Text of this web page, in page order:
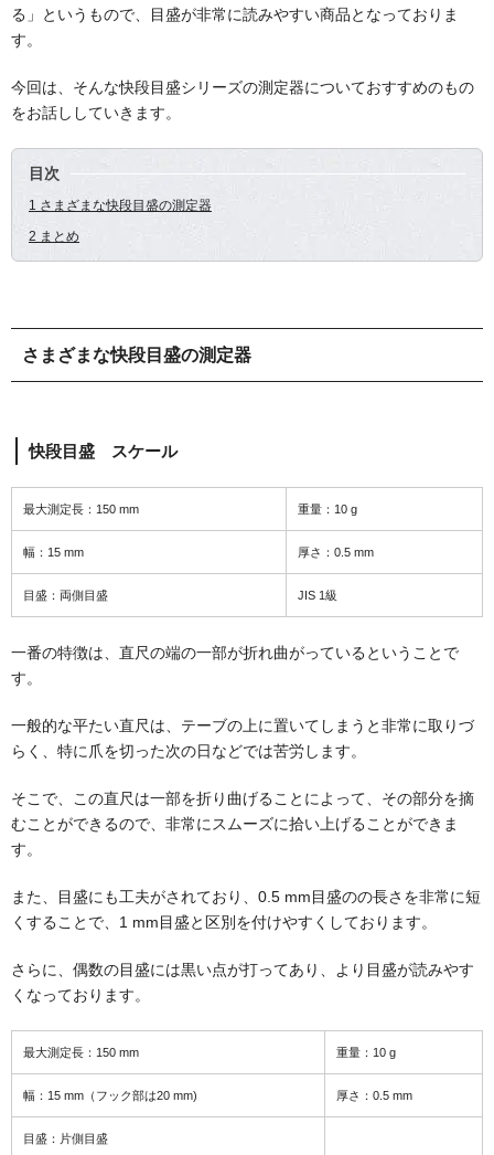
る」というもので、目盛が非常に読みやすい商品となっておりま
す。
今回は、そんな快段目盛シリーズの測定器についておすすめのもの
をお話ししていきます。
目次
1 さまざまな快段目盛の測定器
2 まとめ
さまざまな快段目盛の測定器
快段目盛 スケール
最大測定長：150 mm 重量：10 g
幅：15 mm 厚さ：0.5 mm
目盛：両側目盛 JIS 1級
一番の特徴は、直尺の端の一部が折れ曲がっているということで
す。
一般的な平たい直尺は、テーブの上に置いてしまうと非常に取りづ
らく、特に爪を切った次の日などでは苦労します。
そこで、この直尺は一部を折り曲げることによって、その部分を摘
むことができるので、非常にスムーズに拾い上げることができま
す。
また、目盛にも工夫がされており、0.5 mm目盛のの長さを非常に短
くすることで、1 mm目盛と区別を付けやすくしております。
さらに、偶数の目盛には黒い点が打ってあり、より目盛が読みやす
くなっております。
最大測定長：150 mm 重量：10 g
幅：15 mm（フック部は20 mm) 厚さ：0.5 mm
目盛：片側目盛